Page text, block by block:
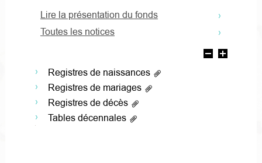
Lire la présentation du fonds
Toutes les notices
Registres de naissances
Registres de mariages
Registres de décès
Tables décennales